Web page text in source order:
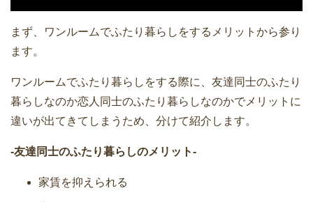
まず、ワンルームでふたり暮らしをするメリットから参り
ます。
ワンルームでふたり暮らしをする際に、友達同士のふたり
暮らしなのか恋人同士のふたり暮らしなのかでメリットに
違いが出てきてしまうため、分けて紹介します。
-友達同士のふたり暮らしのメリット-
家賃を抑えられる